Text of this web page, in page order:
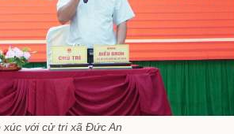
với cử tri xã Đức An